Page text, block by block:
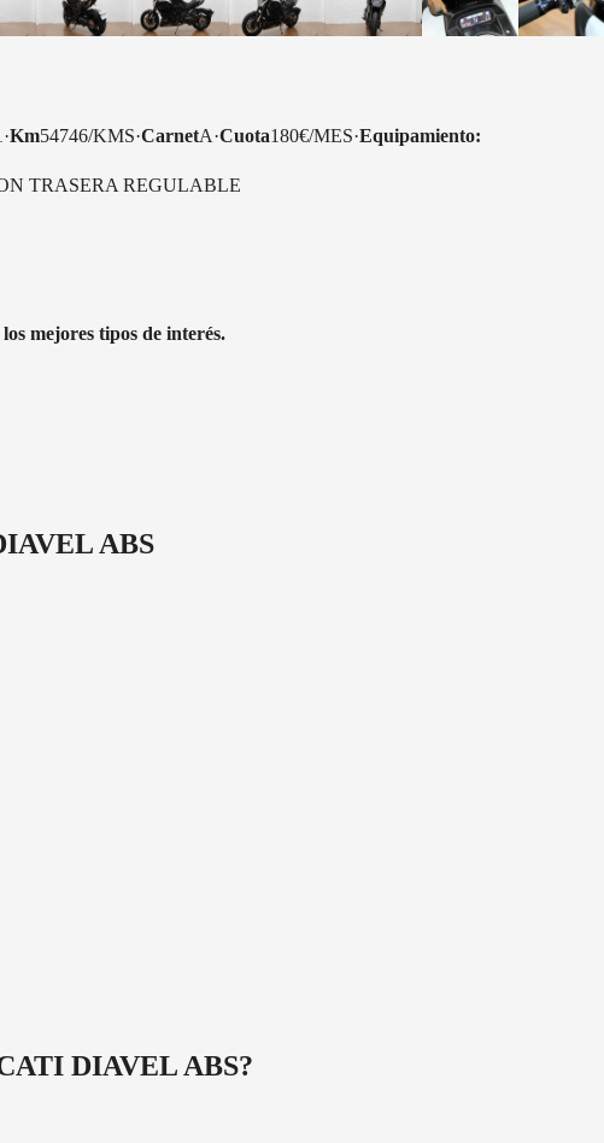
Km54746/KMS·CarnetA·Cuota180€/MES·Equipamiento:
TRASERA REGULABLE
mejores tipos de interés.
ABS
DIAVEL ABS?